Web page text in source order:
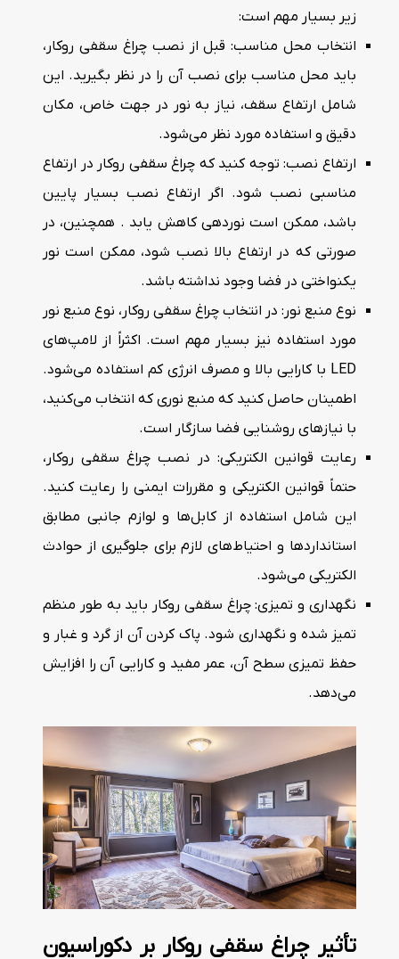
زیر بسیار مهم است:
انتخاب محل مناسب: قبل از نصب چراغ سقفی روکار،
باید محل مناسب برای نصب آن را در نظر بگیرید. این
شامل ارتفاع سقف، نیاز به نور در جهت خاص، مکان
دقیق و استفاده مورد نظر می‌شود.
ارتفاع نصب: توجه کنید که چراغ سقفی روکار در ارتفاع
مناسبی نصب شود. اگر ارتفاع نصب بسیار پایین
باشد، ممکن است نوردهی کاهش یابد . همچنین، در
صورتی که در ارتفاع بالا نصب شود، ممکن است نور
یکنواختی در فضا وجود نداشته باشد.
نوع منبع نور: در انتخاب چراغ سقفی روکار، نوع منبع نور
مورد استفاده نیز بسیار مهم است. اکثراً از لامپ‌های
LED با کارایی بالا و مصرف انرژی کم استفاده می‌شود.
اطمینان حاصل کنید که منبع نوری که انتخاب می‌کنید،
با نیازهای روشنایی فضا سازگار است.
رعایت قوانین الکتریکی: در نصب چراغ سقفی روکار،
حتماً قوانین الکتریکی و مقررات ایمنی را رعایت کنید.
این شامل استفاده از کابل‌ها و لوازم جانبی مطابق
استانداردها و احتیاط‌های لازم برای جلوگیری از حوادث
الکتریکی می‌شود.
نگهداری و تمیزی: چراغ سقفی روکار باید به طور منظم
تمیز شده و نگهداری شود. پاک کردن آن از گرد و غبار و
حفظ تمیزی سطح آن، عمر مفید و کارایی آن را افزایش
می‌دهد.
تأثیر چراغ سقفی روکار بر دکوراسیون